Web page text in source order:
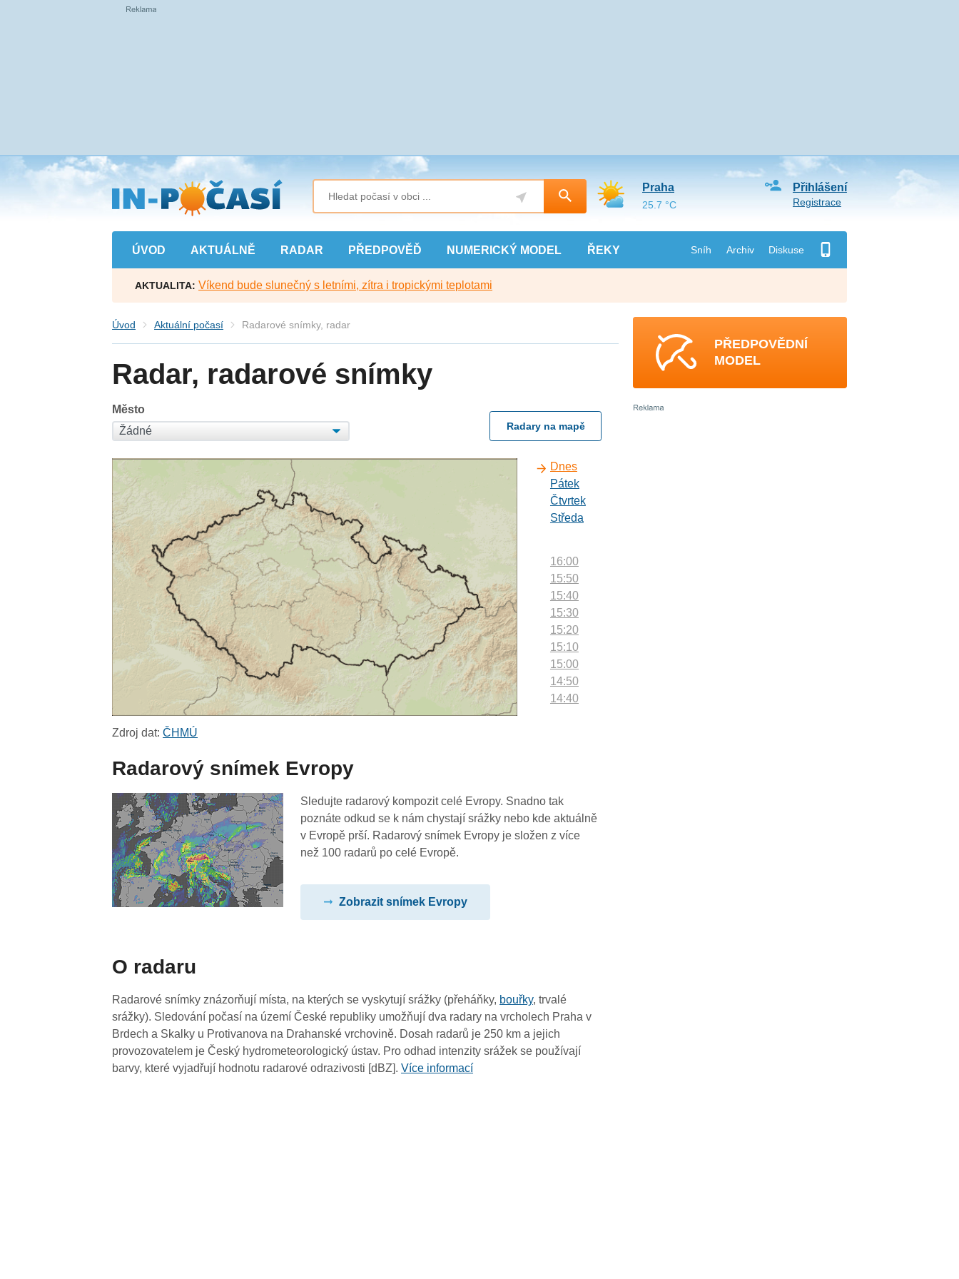
Přejít
na
hlavní
obsah
ÚVOD AKTUÁLNĚ RADAR PŘEDPOVĚĎ NUMERICKÝ MODEL ŘEKY Sníh Archiv Diskuse
Přihlášení
Registrace
Praha
25.7 °C
AKTUALITA: Víkend bude slunečný s letními, zítra i tropickými teplotami
Úvod Aktuální počasí Radarové snímky, radar
Radar, radarové snímky
Město
Radary na mapě
Dnes
Pátek
Čtvrtek
Středa
16:00
15:50
15:40
15:30
15:20
15:10
15:00
14:50
14:40
13:40
13:30
13:20
11:40
11:30
11:20
11:10
Zdroj dat:ČHMÚ
Radarový snímek Evropy
Sledujte radarový kompozit celé Evropy. Snadno tak
poznáte odkud se k nám chystají srážky nebo kde aktuálně
v Evropě prší. Radarový snímek Evropy je složen z více
než 100 radarů po celé Evropě.
Zobrazit snímek Evropy
O radaru
Radarové snímky znázorňují místa, na kterých se vyskytují srážky (přeháňky, bouřky, trvalé
srážky). Sledování počasí na území České republiky umožňují dva radary na vrcholech Praha v
Brdech a Skalky u Protivanova na Drahanské vrchovině. Dosah radarů je 250 km a jejich
provozovatelem je Český hydrometeorologický ústav. Pro odhad intenzity srážek se používají
barvy, které vyjadřují hodnotu radarové odrazivosti [dBZ].Více informací
PŘEDPOVĚDNÍ
MODEL